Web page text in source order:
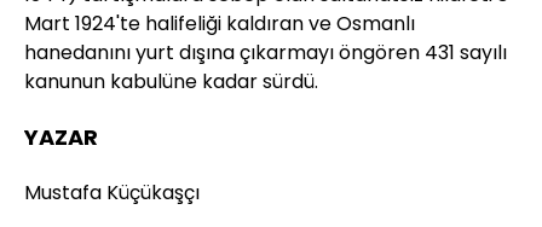
Mart 1924'te halifeliği kaldıran ve Osmanlı
hanedanını yurt dışına çıkarmayı öngören 431 sayılı
kanunun kabulüne kadar sürdü.
YAZAR
Mustafa Küçükaşçı